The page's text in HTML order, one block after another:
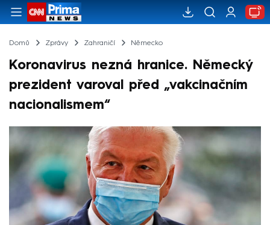
Domů Zprávy Zahraničí Německo
Koronavirus nezná hranice. Německý
prezident varoval před „vakcinačním
nacionalismem“